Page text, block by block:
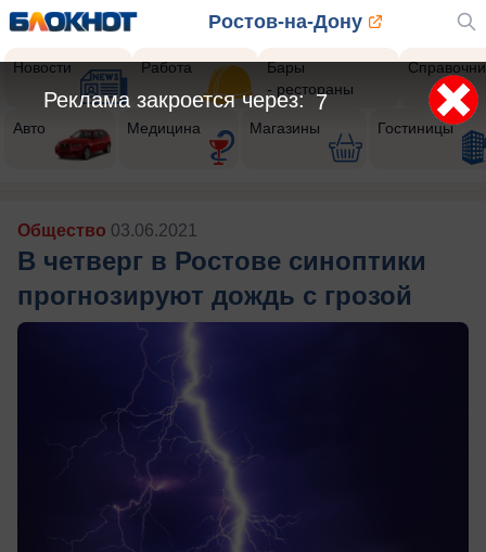
Ростов-на-Дону
Новости Работа
Бары
- рестораны
Авто Медицина Магазины Гостиницы
Общество 03.06.2021
В четверг в Ростове синоптики
прогнозируют дождь с грозой
5
Реклама закроется через: